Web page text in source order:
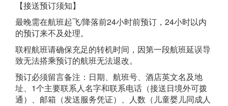
【接送预订须知】
最晚需在航班起飞/降落前24小时前预订，24小时以内
的预订来不及处理。
联程航班请确保充足的转机时间，因第一段航班延误导
致无法搭乘预订的航班无法退改。
预订必须留言备注：日期、航班号、酒店英文名及地
址、1个主要联系人名字和联系电话（接送日境外可拨
通）、邮箱（发送服务凭证）、人数（儿童婴儿同成人